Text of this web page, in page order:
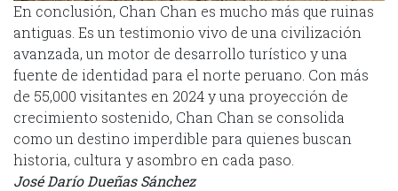
En conclusión, Chan Chan es mucho más que ruinas
antiguas. Es un testimonio vivo de una civilización
avanzada, un motor de desarrollo turístico y una
fuente de identidad para el norte peruano. Con más
de 55,000 visitantes en 2024 y una proyección de
crecimiento sostenido, Chan Chan se consolida
como un destino imperdible para quienes buscan
historia, cultura y asombro en cada paso.
José Darío Dueñas Sánchez